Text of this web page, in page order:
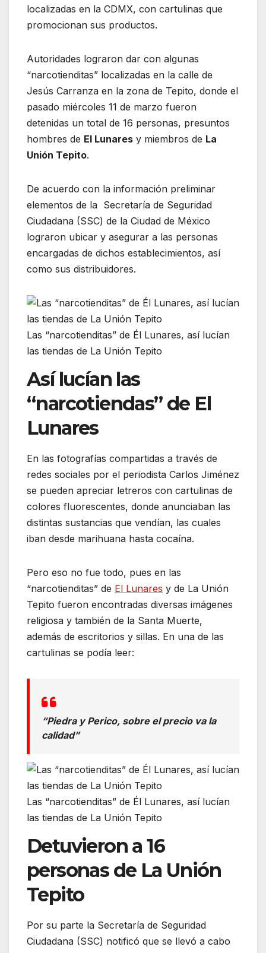
localizadas en la CDMX, con cartulinas que
promocionan sus productos.
Autoridades lograron dar con algunas
“narcotienditas” localizadas en la calle de
Jesús Carranza en la zona de Tepito, donde el
pasado miércoles 11 de marzo fueron
detenidas un total de 16 personas, presuntos
hombres de El Lunares y miembros de La
Unión Tepito.
De acuerdo con la información preliminar
elementos de la Secretaría de Seguridad
Ciudadana (SSC) de la Ciudad de México
lograron ubicar y asegurar a las personas
encargadas de dichos establecimientos, así
como sus distribuidores.
Las “narcotienditas” de Él Lunares, así lucían
las tiendas de La Unión Tepito
Así lucían las
“narcotiendas” de El
Lunares
En las fotografías compartidas a través de
redes sociales por el periodista Carlos Jiménez
se pueden apreciar letreros con cartulinas de
colores fluorescentes, donde anunciaban las
distintas sustancias que vendían, las cuales
iban desde marihuana hasta cocaína.
Pero eso no fue todo, pues en las
“narcotienditas” de El Lunares y de La Unión
Tepito fueron encontradas diversas imágenes
religiosa y también de la Santa Muerte,
además de escritorios y sillas. En una de las
cartulinas se podía leer:
“Piedra y Perico, sobre el precio va la
calidad”
Las “narcotienditas” de Él Lunares, así lucían
las tiendas de La Unión Tepito
Detuvieron a 16
personas de La Unión
Tepito
Por su parte la Secretaría de Seguridad
Ciudadana (SSC) notificó que se llevó a cabo